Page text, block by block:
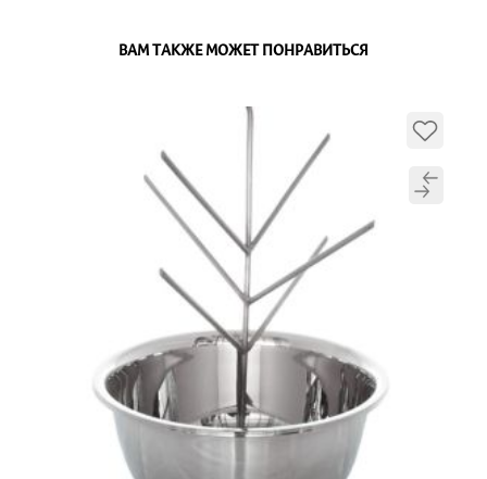
ВАМ ТАКЖЕ МОЖЕТ ПОНРАВИТЬСЯ